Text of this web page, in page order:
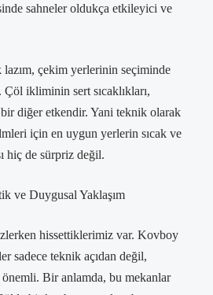
sahneler oldukça etkileyici ve
çekim yerlerinin seçiminde
ikliminin sert sıcaklıkları,
diğer etkendir. Yani teknik olarak
için en uygun yerlerin sıcak ve
hiç de sürpriz değil.
ve Duygusal Yaklaşım
hissettiklerimiz var. Kovboy
sadece teknik açıdan değil,
önemli. Bir anlamda, bu mekanlar